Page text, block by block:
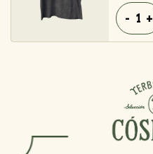
- +